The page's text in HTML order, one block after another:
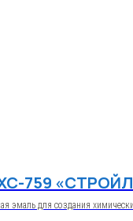
759
эмаль для создания